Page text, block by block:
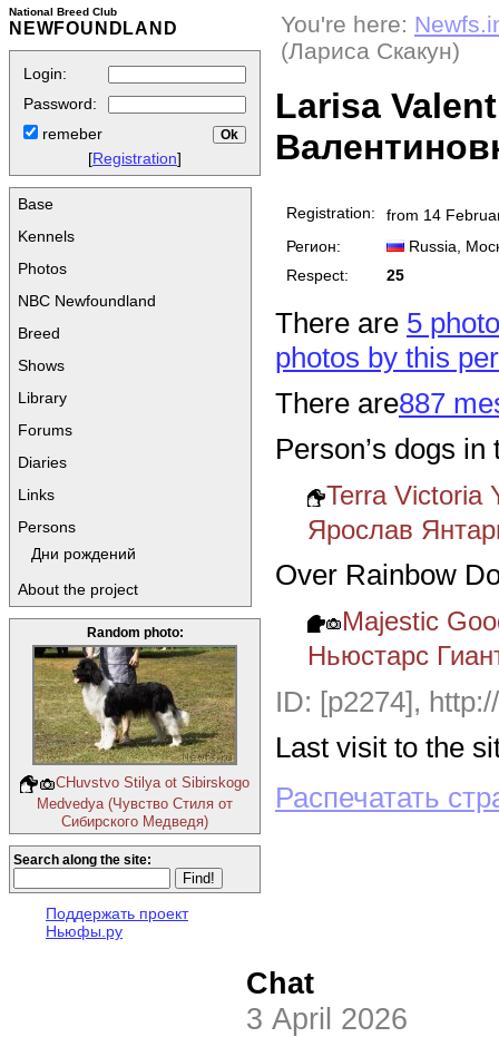
National Breed Club
NEWFOUNDLAND
Login:
Password:
remeber
[Registration]
Base
Kennels
Photos
NBC Newfoundland
Breed
Shows
Library
Forums
Diaries
Links
Persons
Дни рождений
About the project
Random photo:
CHuvstvo Stilya ot Sibirskogo
Medvedya (Чувство Стиля от
Сибирского Медведя)
Search along the site:
Поддержать проект
Ньюфы.ру
You're here:
(Лариса Скакун)
Larisa
Registration:
from 14
Регион:
Russia ,
Respect:
25
There are 5
photos by this
There are887
Person’s dogs
Terra Victoria
Ярослав
Over Rainbow
Majestic
Ньюстарс
ID: [p2274],
Last visit to the
Распечатать
Chat
3 April 2026